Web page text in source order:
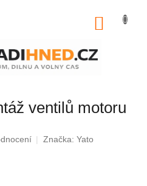
ventilů motoru
Značka: Yato